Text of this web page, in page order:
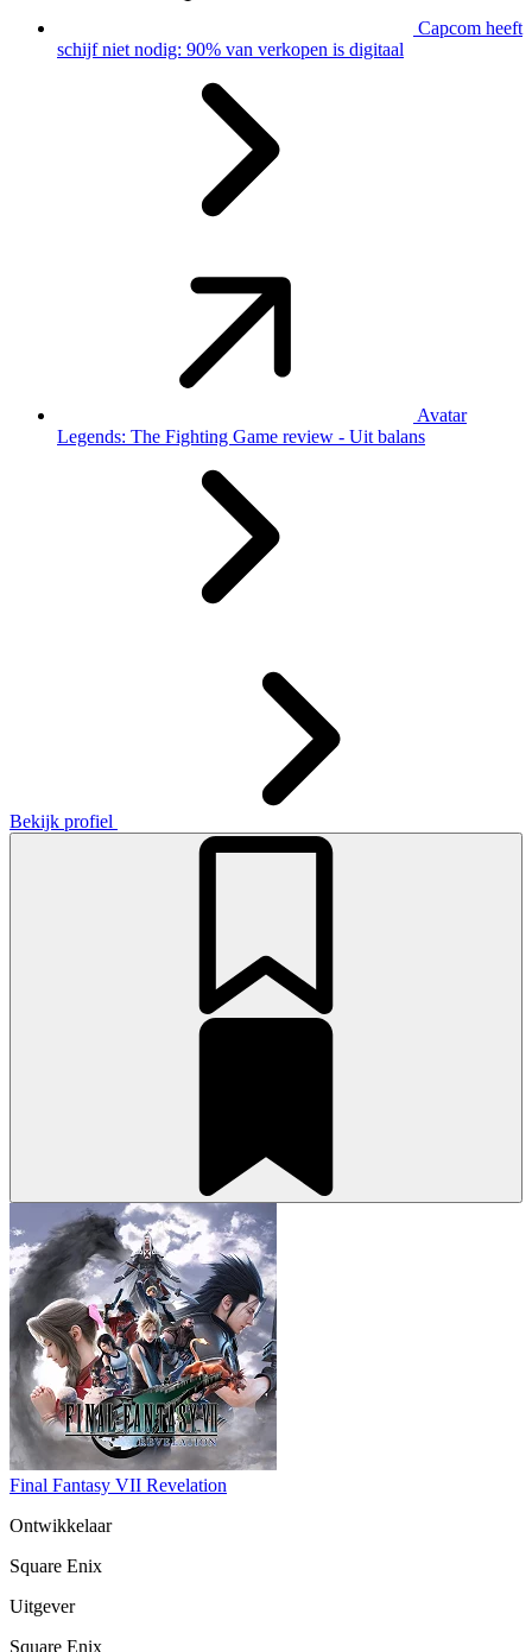
Capcom heeft
schijf niet nodig: 90% van verkopen is digitaal
Avatar
Legends: The Fighting Game review - Uit balans
Bekijk profiel
Final Fantasy VII Revelation
Ontwikkelaar
Square Enix
Uitgever
Square Enix